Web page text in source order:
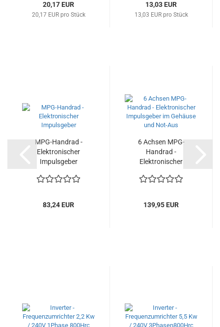
20,17 EUR
20,17 EUR pro Stück
13,03 EUR
13,03 EUR pro Stück
MPG-Handrad -
Elektronischer
Impulsgeber
83,24 EUR
6 Achsen MPG-
Handrad -
Elektronischer
139,95 EUR